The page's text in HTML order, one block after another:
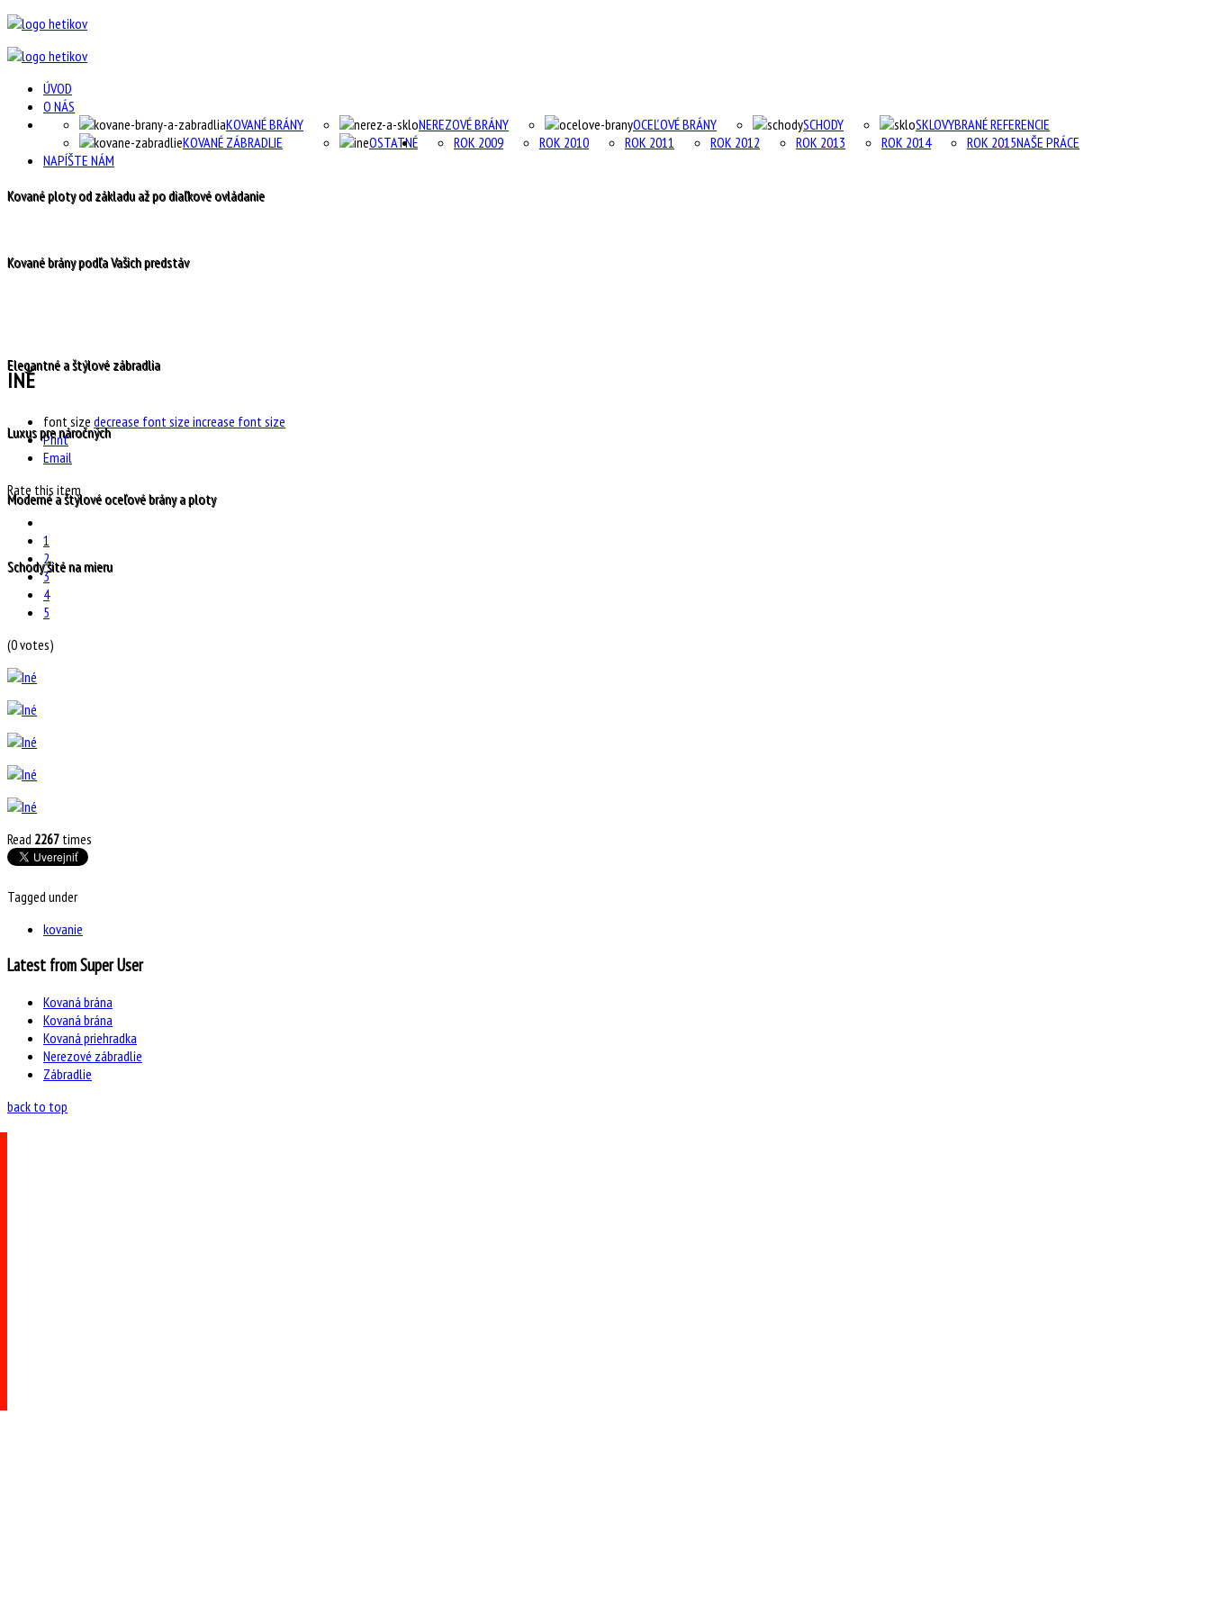
ÚVOD
O NÁS
VYBRANÉ REFERENCIE
KOVANÉ BRÁNY
KOVANÉ ZÁBRADLIE
NEREZOVÉ BRÁNY OCEĽOVÉ BRÁNY SCHODY
SKLO
OSTATNÉ
NAŠE PRÁCE
ROK 2009 ROK 2010 ROK 2011 ROK 2012 ROK 2013 ROK 2014
ROK 2015
NAPÍŠTE NÁM
Kované ploty od základu až po diaľkové ovládanie
Kované brány podľa Vašich predstáv
Elegantné a štýlové zábradlia
Luxus pre náročných
Moderné a štýlové oceľové brány a ploty
Schody šité na mieru
INÉ
font size decrease font size increase font size
Print
Email
Rate this item
1
2
3
4
5
(0 votes)
Read 2267 times
Tagged under
kovanie
Latest from Super User
Kovaná brána
Kovaná brána
Kovaná priehradka
Nerezové zábradlie
Zábradlie
back to top